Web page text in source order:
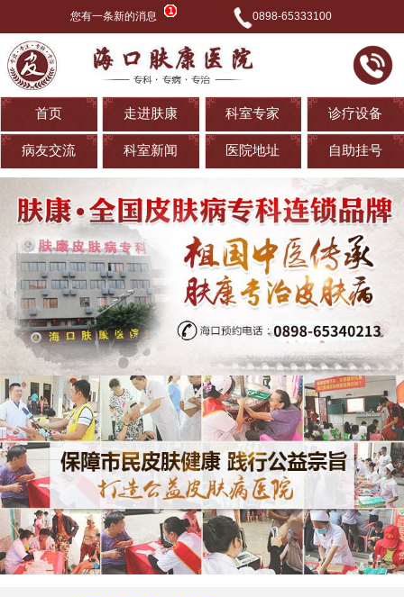
您有一条新的消息 0898-65333100
首页 走进肤康 科室专家 诊疗设备
病友交流 科室新闻 医院地址 自助挂号